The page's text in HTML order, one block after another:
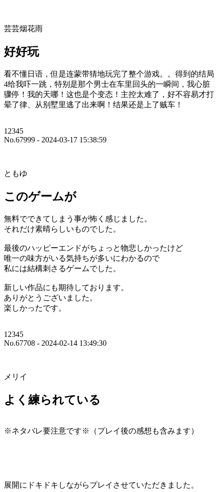
芸芸烟花雨
好好玩
看不懂日语，但是连蒙带猜地玩完了整个游戏。。得到的结局
4给我吓一跳，特别是那个男士在车里回头的一瞬间，我心脏
骤停！我的天哪！这也是个变态！主控太难了，好不容易才打
晕了律、从别墅里逃了出来啊！结果还是上了贼车！
12345
No.67999 - 2024-03-17 15:38:59
ともゆ
このゲームが
無料でできてしまう事が怖く感じました。
それだけ素晴らしいものでした。
最後のハッピーエンドがちょっと物悲しかったけど
唯一の味方がいる気持ちが多いにわかるので
私には結構刺さるゲームでした。
新しい作品にも期待しております。
ありがとうございました。
楽しかったです。
12345
No.67708 - 2024-02-14 13:49:30
メリイ
よく練られている
※ネタバレ要注意です※（プレイ後の感想も含みます）
展開にドキドキしながらプレイさせていただきました。